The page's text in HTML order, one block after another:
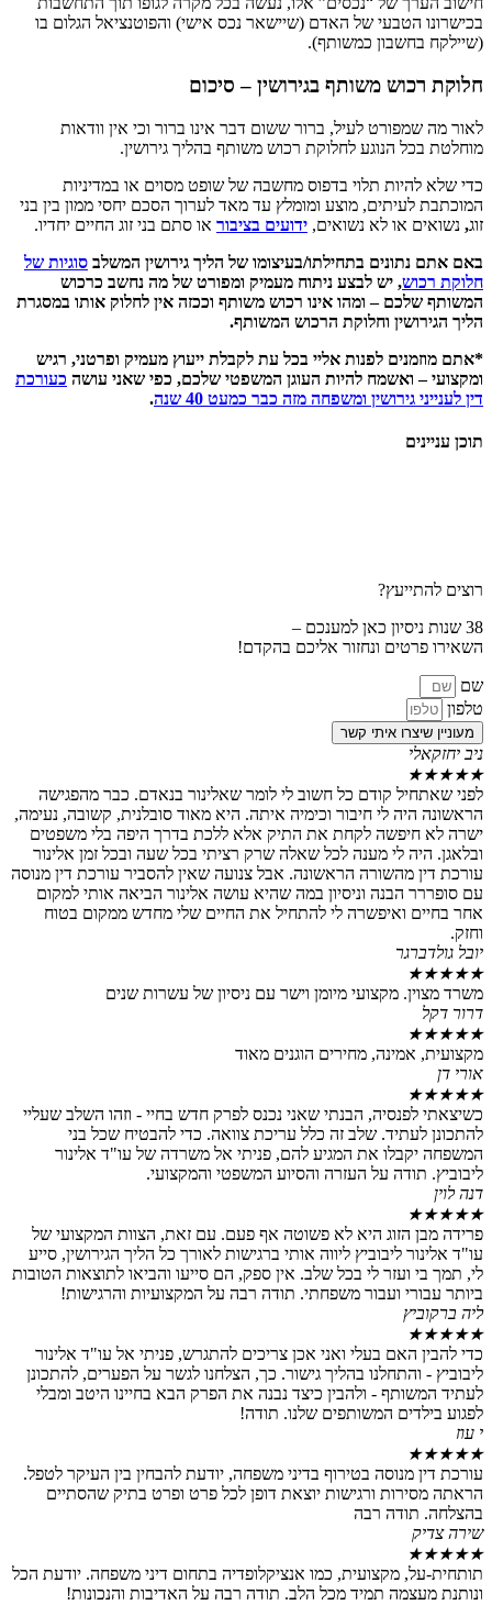
של האדם (שיישאר נכס אישי) והפוטנציאל הגלום בו
כמשותף).
משותף בגירושין – סיכום
לעיל, ברור ששום דבר אינו ברור וכי אין וודאות
הנוגע לחלוקת רכוש משותף בהליך גירושין.
תלוי בדפוס מחשבה של שופט מסוים או במדיניות
מוצע ומומלץ עד מאד לערוך הסכם יחסי ממון בין בני
או לא נשואים,ידועים בציבוראו סתם בני זוג החיים יחדיו.
בתחילתו/בעיצומו של הליך גירושין המשלבסוגיות של
, יש לבצע ניתוח מעמיק ומפורט של מה נחשב כרכוש
– ומהו אינו רכוש משותף וככזה אין לחלוק אותו במסגרת
וחלוקת הרכוש המשותף.
לפנות אליי בכל עת לקבלת ייעוץ מעמיק ופרטני, רגיש
ואשמח להיות העוגן המשפטי שלכם, כפי שאני עושהכעורכת
גירושין ומשפחה מזה כבר כמעט 40 שנה
.
ונחזור אליכם בהקדם!
איתי קשר
קודם כל חשוב לי לומר שאלינור בנאדם. כבר מהפגישה
לי חיבור וכימיה איתה. היא מאוד סובלנית, קשובה, נעימה,
לקחת את התיק אלא ללכת בדרך היפה בלי משפטים
לי מענה לכל שאלה שרק רציתי בכל שעה ובכל זמן אלינור
מהשורה הראשונה. אבל צנועה שאין להסביר עורכת דין מנוסה
הבנה וניסיון במה שהיא עושה אלינור הביאה אותי למקום
ואיפשרה לי להתחיל את החיים שלי מחדש ממקום בטוח
מקצועי מיומן וישר עם ניסיון של עשרות שנים
מחירים הוגנים מאוד
הבנתי שאני נכנס לפרק חדש בחיי - וזהו השלב שעליי
שלב זה כלל עריכת צוואה. כדי להבטיח שכל בני
את המגיע להם, פניתי אל משרדה של עו"ד אלינור
על העזרה והסיוע המשפטי והמקצועי.
הזוג היא לא פשוטה אף פעם. עם זאת, הצוות המקצועי של
ליבוביץ ליווה אותי ברגישות לאורך כל הליך הגירושין, סייע
ועזר לי בכל שלב. אין ספק, הם סייעו והביאו לתוצאות הטובות
ועבור משפחתי. תודה רבה על המקצועיות והרגישות!
האם בעלי ואני אכן צריכים להתגרש, פניתי אל עו"ד אלינור
בהליך גישור. כך, הצלחנו לגשר על הפערים, להתכונן
- ולהבין כיצד נבנה את הפרק הבא בחיינו היטב ומבלי
המשותפים שלנו. תודה!
מנוסה בטירוף בדיני משפחה, יודעת להבחין בין העיקר לטפל.
ורגישות יוצאת דופן לכל פרט ופרט בתיק שהסתיים
רבה
מקצועית, כמו אנציקלופדיה בתחום דיני משפחה. יודעת הכל
תמיד מכל הלב. תודה רבה על האדיבות והנכונות!